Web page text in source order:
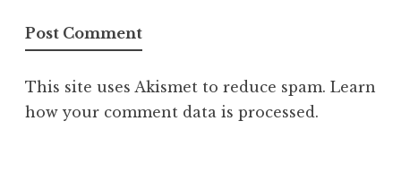
This site uses Akismet to reduce spam. Learn
how your comment data is processed.